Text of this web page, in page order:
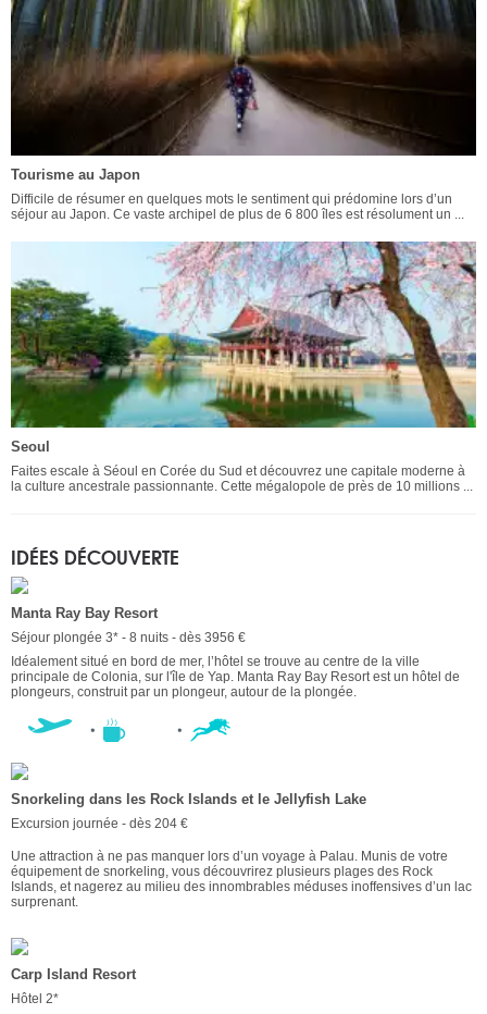
Tourisme au Japon
Difficile de résumer en quelques mots le sentiment qui prédomine lors d’un
séjour au Japon. Ce vaste archipel de plus de 6 800 îles est résolument un ...
Seoul
Faites escale à Séoul en Corée du Sud et découvrez une capitale moderne à
la culture ancestrale passionnante. Cette mégalopole de près de 10 millions ...
IDÉES DÉCOUVERTE
Manta Ray Bay Resort
Séjour plongée 3* - 8 nuits - dès 3956 €
Idéalement situé en bord de mer, l’hôtel se trouve au centre de la ville
principale de Colonia, sur l'île de Yap. Manta Ray Bay Resort est un hôtel de
plongeurs, construit par un plongeur, autour de la plongée.
Snorkeling dans les Rock Islands et le Jellyfish Lake
Excursion journée - dès 204 €
Une attraction à ne pas manquer lors d’un voyage à Palau. Munis de votre
équipement de snorkeling, vous découvrirez plusieurs plages des Rock
Islands, et nagerez au milieu des innombrables méduses inoffensives d’un lac
surprenant.
Carp Island Resort
Hôtel 2*